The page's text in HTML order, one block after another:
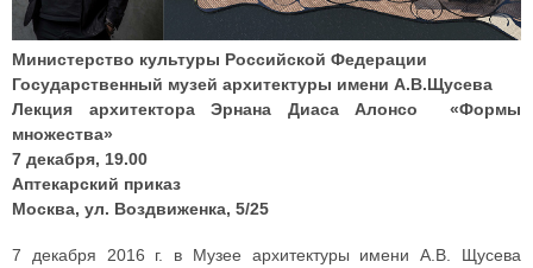
Министерство культуры Российской Федерации
Государственный музей архитектуры имени А.В.Щусева
Лекция архитектора Эрнана Диаса Алонсо «Формы
множества»
7 декабря, 19.00
Аптекарский приказ
Москва, ул. Воздвиженка, 5/25
7 декабря 2016 г. в Музее архитектуры имени А.В. Щусева